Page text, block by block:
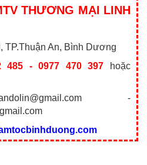
THƯƠNG MẠI LINH
TP.Thuận An, Bình Dương
485 - 0977 470 397 hoặc
-